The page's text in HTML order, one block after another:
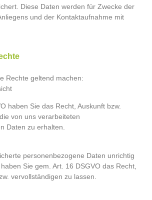
Diese Daten werden für Zwecke der
und der Kontaktaufnahme mit
Rechte geltend machen:
haben Sie das Recht, Auskunft bzw.
von uns verarbeiteten
Daten zu erhalten.
personenbezogene Daten unrichtig
Sie gem. Art. 16 DSGVO das Recht,
vervollständigen zu lassen.